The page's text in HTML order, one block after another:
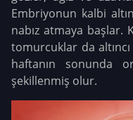
Embriyonun kalbi
nabız atmaya başlar.
tomurcuklar da
haftanın sonunda
şekillenmiş olur.